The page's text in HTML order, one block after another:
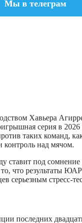
Мы в телеграм
Хавьера
серия в 2026
таких команд,
контроль над мячом.
ставит под сомнение
что результаты
серьезным стресс-
последних